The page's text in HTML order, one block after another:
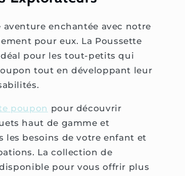
enchantée avec notre
pour eux. La Poussette
pour les tout-petits qui
tout en développant leur
poupon pour découvrir
haut de gamme et
les besoins de votre enfant et
La collection de
pour vous offrir plus